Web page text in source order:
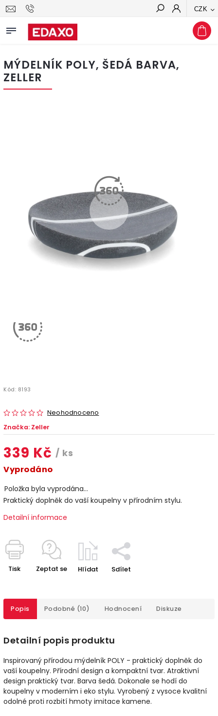
CZK
Hledat
MÝDELNÍK POLY, ŠEDÁ BARVA,
ZELLER
Kód: 8193
Neohodnoceno
Značka: Zeller
339 Kč / ks
Vyprodáno
Položka byla vyprodána…
Praktický doplněk do vaší koupelny v přírodním stylu.
Detailní informace
Tisk Zeptat se Hlídat Sdílet
Popis Podobné (10) Hodnocení Diskuze
Detailní popis produktu
Inspirovaný přírodou mýdelník POLY - praktický doplněk do
vaší koupelny. Přírodní design a kompaktní tvar. Atraktivní
design praktický tvar. Barva šedá. Dokonale se hodí do
koupelny v moderním i eko stylu. Vyrobený z vysoce kvalitní
odolné proti rozbití hmoty imitace kamene.